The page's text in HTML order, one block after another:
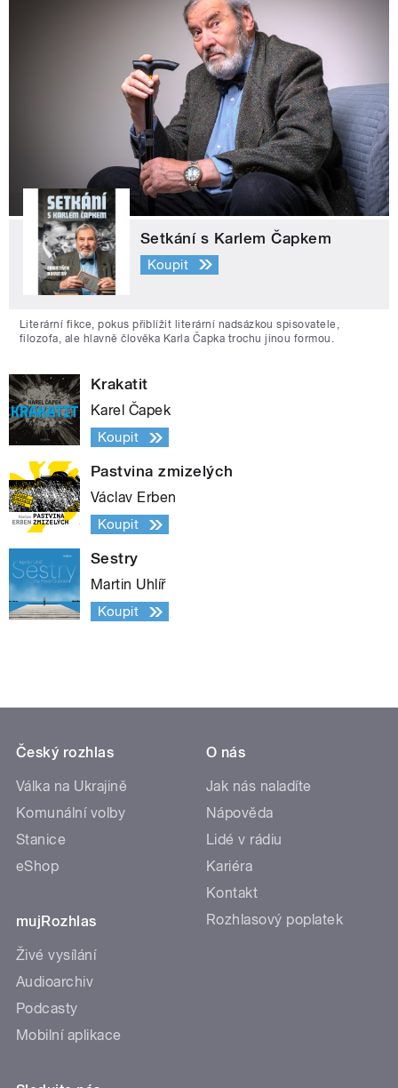
Setkání s Karlem Čapkem
Koupit
Literární fikce, pokus přiblížit literární nadsázkou spisovatele,
filozofa, ale hlavně člověka Karla Čapka trochu jinou formou.
Krakatit
Karel Čapek
Koupit
Pastvina zmizelých
Václav Erben
Koupit
Sestry
Martin Uhlíř
Koupit
Český rozhlas
Válka na Ukrajině
Komunální volby
Stanice
eShop
mujRozhlas
Živé vysílání
Audioarchiv
Podcasty
Mobilní aplikace
O nás
Jak nás naladíte
Nápověda
Lidé v rádiu
Kariéra
Kontakt
Rozhlasový poplatek